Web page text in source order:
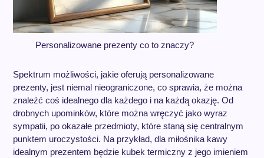
Personalizowane prezenty co to znaczy?
Spektrum możliwości, jakie oferują personalizowane
prezenty, jest niemal nieograniczone, co sprawia, że można
znaleźć coś idealnego dla każdego i na każdą okazję. Od
drobnych upominków, które można wręczyć jako wyraz
sympatii, po okazałe przedmioty, które staną się centralnym
punktem uroczystości. Na przykład, dla miłośnika kawy
idealnym prezentem będzie kubek termiczny z jego imieniem